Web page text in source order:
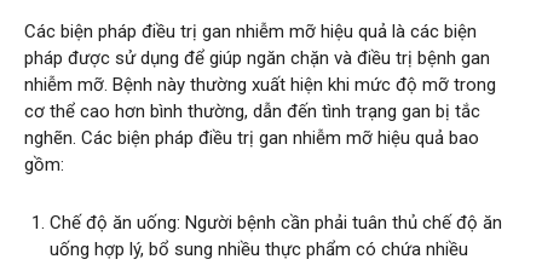
Các biện pháp điều trị gan nhiễm mỡ hiệu quả là các biện
pháp được sử dụng để giúp ngăn chặn và điều trị bệnh gan
nhiễm mỡ. Bệnh này thường xuất hiện khi mức độ mỡ trong
cơ thể cao hơn bình thường, dẫn đến tình trạng gan bị tắc
nghẽn. Các biện pháp điều trị gan nhiễm mỡ hiệu quả bao
gồm:
Chế độ ăn uống: Người bệnh cần phải tuân thủ chế độ ăn
uống hợp lý, bổ sung nhiều thực phẩm có chứa nhiều